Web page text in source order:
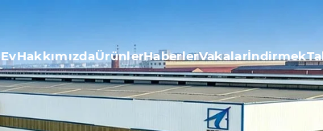
EvHakkımızdaÜrünlerHaberlerVakalarİndirmek